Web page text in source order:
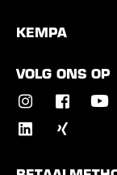
KEMPA
VOLG ONS OP